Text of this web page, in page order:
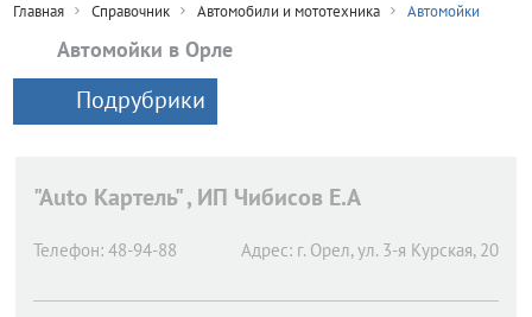
Главная Справочник Автомобили и мототехника Автомойки
Автомойки в Орле
Подрубрики
"Auto Картель" , ИП Чибисов Е.А
Телефон: 48-94-88 Адрес: г. Орел, ул. 3-я Курская, 20